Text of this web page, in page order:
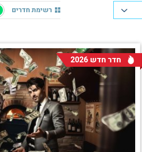
רשימת חדרים
חדר חדש 2026